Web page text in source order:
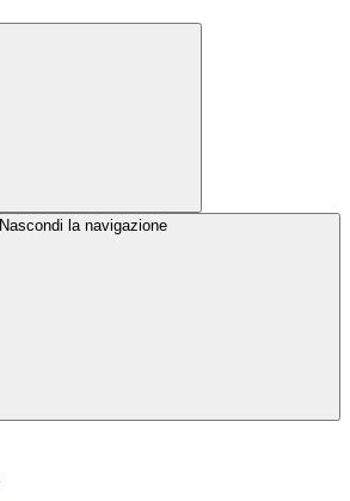
Nascondi la navigazione